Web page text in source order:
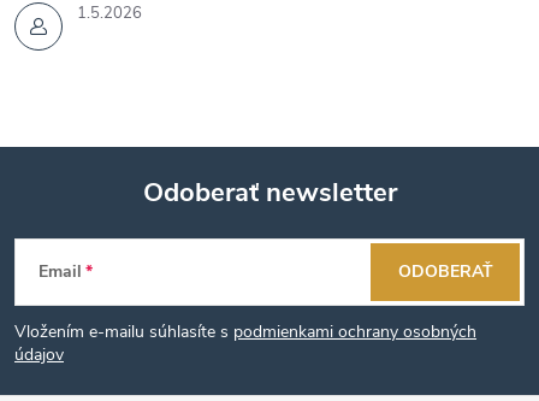
1.5.2026
Z
á
p
Odoberať newsletter
Email
Vložením e-mailu súhlasíte s podmienkami ochrany osobných
údajov
ODOBERAŤ